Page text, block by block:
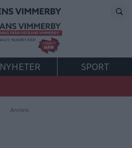
NYHETER
SPORT
Annons: